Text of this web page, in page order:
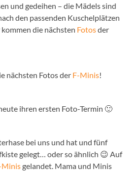
und gedeihen – die Mädels sind
den passenden Kuschelplätzen
die nächsten Fotosder
nächsten Fotos der F-Minis!
ihren ersten Foto-Termin 🙂
bei uns und hat und fünf
gelegt… oder so ähnlich 😉 Auf
Minisgelandet. Mama und Minis